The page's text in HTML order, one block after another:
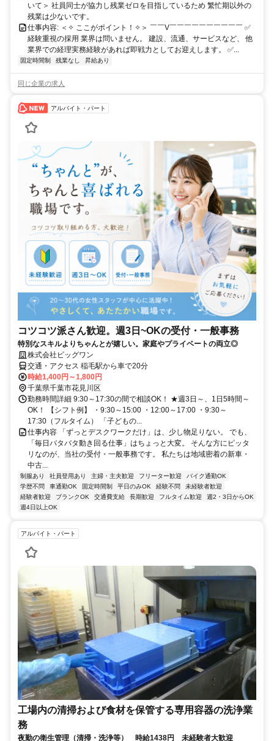
いて＞ 社員同士が協力し残業ゼロを目指しているため 繁忙期以外の
残業は少ないです。
仕事内容: ＜✧ ここがポイント！✧＞ ￣￣V￣￣￣￣￣￣￣￣￣￣ ✅
経験重視の採用 業界は問いません。 建設、流通、サービスなど、 他
業界での経理実務経験があれば即戦力としてお迎えします。 ✅...
固定時間制 残業なし 昇給あり
同じ企業の求人
アルバイト・パート
コツコツ派さん歓迎。週3日~OKの受付・一般事務
特別なスキルよりちゃんとが嬉しい。家庭やプライベートの両立◎
株式会社ビッグワン
交通・アクセス 稲毛駅から車で20分
時給1,400円～1,800円
千葉県千葉市花見川区
勤務時間詳細 9:30～17:30の間で相談OK！ ★週3日～、1日5時間～
OK！ 【シフト例】 ・9:30～15:00 ・12:00～17:00 ・9:30～
17:30（フルタイム） 「子どもの...
仕事内容 「ずっとデスクワークだけ」は、少し物足りない。 でも、
「毎日バタバタ動き回る仕事」はちょっと大変。 そんな方にピッタ
リなのが、当社の受付・一般事務です。 私たちは地域密着の新車・
中古...
制服あり 社員登用あり 主婦・主夫歓迎 フリーター歓迎
バイク通勤OK
学歴不問
車通勤OK 固定時間制 平日のみOK 経験不問
未経験者歓迎
経験者歓迎
ブランクOK 交通費支給 長期歓迎 フルタイム歓迎
週2・3日からOK
週4日以上OK
アルバイト・パート
工場内の清掃および食材を保管する専用容器の洗浄業
務
夜勤の衛生管理（清掃・洗浄等） 時給1438円 未経験者大歓迎